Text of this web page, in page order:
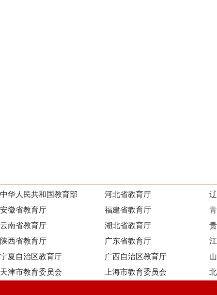
中华人民共和国教育部 河北省教育厅
安徽省教育厅
福建省教育厅
云南省教育厅
湖北省教育厅
陕西省教育厅
广东省教育厅
宁夏自治区教育厅
广西自治区教育厅
天津市教育委员会
上海市教育委员会